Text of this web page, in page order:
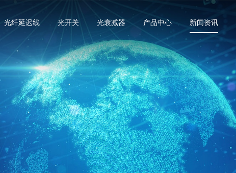
光纤延迟线 光开关 光衰减器 产品中心 新闻资讯